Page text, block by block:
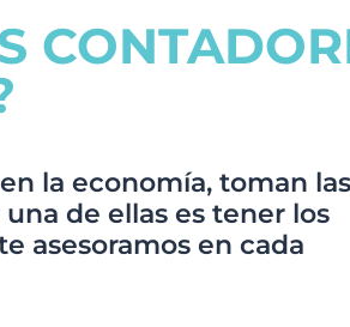
la economía, toman las
de ellas es tener los
asesoramos en cada